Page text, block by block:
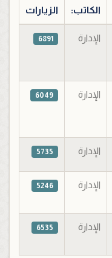
الكاتب: الزيارات
الإدارة 6891
الإدارة 6049
الإدارة 5735
الإدارة 5246
الإدارة 6535